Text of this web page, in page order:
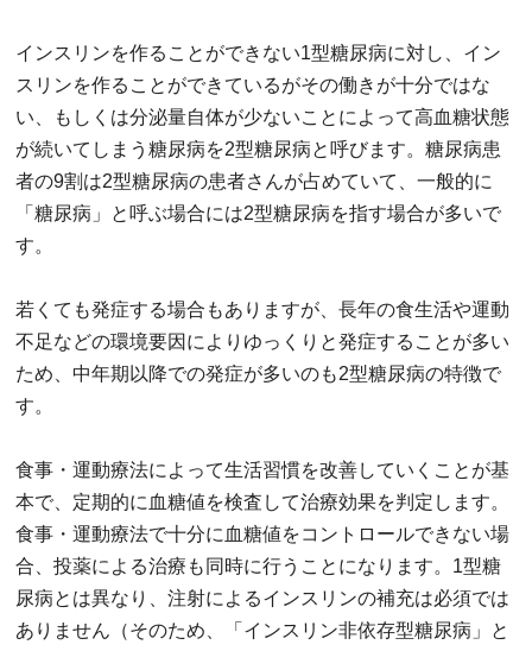
インスリンを作ることができない1型糖尿病に対し、イン
スリンを作ることができているがその働きが十分ではな
い、もしくは分泌量自体が少ないことによって高血糖状態
が続いてしまう糖尿病を2型糖尿病と呼びます。糖尿病患
者の9割は2型糖尿病の患者さんが占めていて、一般的に
「糖尿病」と呼ぶ場合には2型糖尿病を指す場合が多いで
す。
若くても発症する場合もありますが、長年の食生活や運動
不足などの環境要因によりゆっくりと発症することが多い
ため、中年期以降での発症が多いのも2型糖尿病の特徴で
す。
食事・運動療法によって生活習慣を改善していくことが基
本で、定期的に血糖値を検査して治療効果を判定します。
食事・運動療法で十分に血糖値をコントロールできない場
合、投薬による治療も同時に行うことになります。1型糖
尿病とは異なり、注射によるインスリンの補充は必須では
ありません（そのため、「インスリン非依存型糖尿病」と